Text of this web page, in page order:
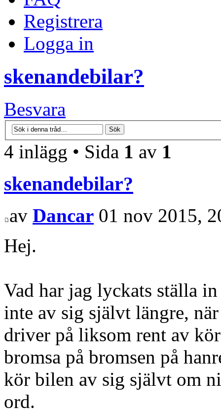
Registrera
Logga in
skenandebilar?
Besvara
4 inlägg • Sida 1 av 1
skenandebilar?
av Dancar 01 nov 2015,
Hej.
Vad har jag lyckats ställa
inte av sig självt längre,
driver på liksom rent av
bromsa på bromsen på
kör bilen av sig självt om
ord.